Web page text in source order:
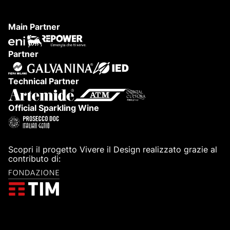
Main Partner
Partner
Technical Partner
Official Sparkling Wine
Scopri il progetto Vivere il Design realizzato grazie al
contributo di: